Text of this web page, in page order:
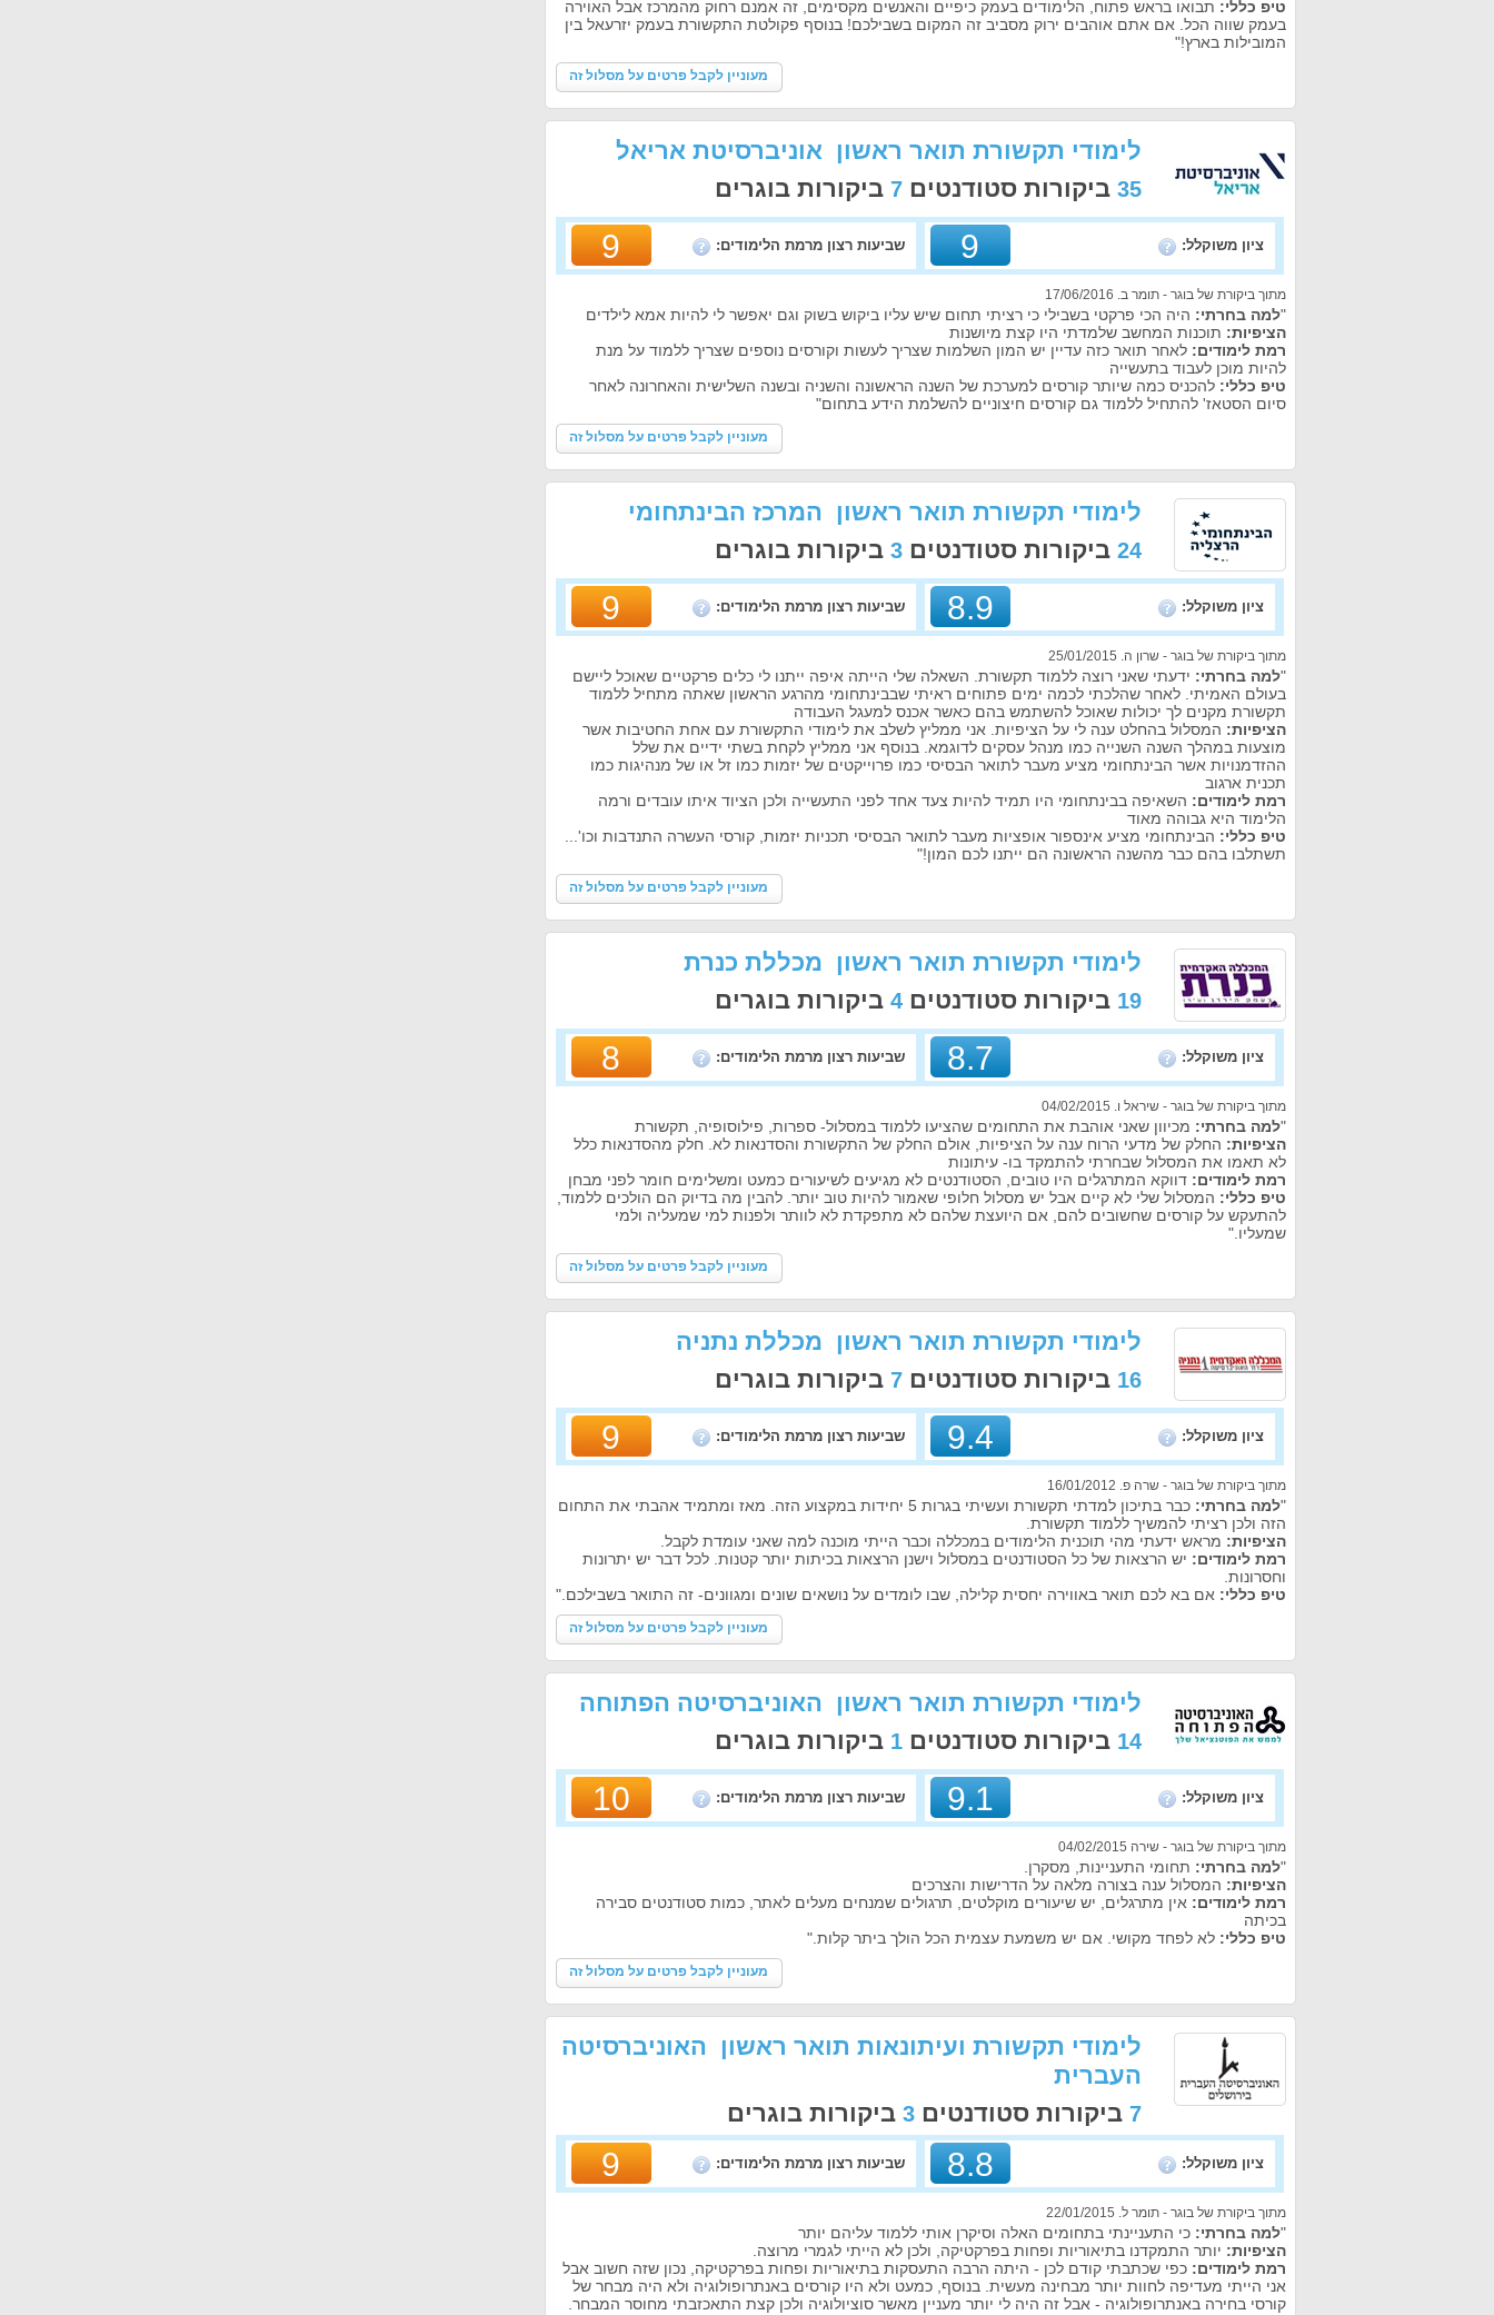
טיפ כללי: תבואו בראש פתוח, הלימודים בעמק כיפיים והאנשים מקסימים, זה אמנם רחוק מהמרכז אבל האוירה
בעמק שווה הכל. אם אתם אוהבים ירוק מסביב זה המקום בשבילכם! בנוסף פקולטת התקשורת בעמק יזרעאל בין
המובילות בארץ!"
מעוניין לקבל פרטים על מסלול זה
לימודי תקשורת תואר ראשון אוניברסיטת אריאל
35 ביקורות סטודנטים7 ביקורות בוגרים
ציון משוקלל: 9 שביעות רצון מרמת הלימודים: 9
מתוך ביקורת של בוגר - תומר ב. 17/06/2016
"למה בחרתי: היה הכי פרקטי בשבילי כי רציתי תחום שיש עליו ביקוש בשוק וגם יאפשר לי להיות אמא לילדים
הציפיות: תוכנות המחשב שלמדתי היו קצת מיושנות
רמת לימודים: לאחר תואר כזה עדיין יש המון השלמות שצריך לעשות וקורסים נוספים שצריך ללמוד על מנת
להיות מוכן לעבוד בתעשייה
טיפ כללי: להכניס כמה שיותר קורסים למערכת של השנה הראשונה והשניה ובשנה השלישית והאחרונה לאחר
סיום הסטאז' להתחיל ללמוד גם קורסים חיצוניים להשלמת הידע בתחום"
מעוניין לקבל פרטים על מסלול זה
לימודי תקשורת תואר ראשון המרכז הבינתחומי
24 ביקורות סטודנטים3 ביקורות בוגרים
ציון משוקלל: 8.9 שביעות רצון מרמת הלימודים: 9
מתוך ביקורת של בוגר - שרון ה. 25/01/2015
"למה בחרתי: ידעתי שאני רוצה ללמוד תקשורת. השאלה שלי הייתה איפה ייתנו לי כלים פרקטיים שאוכל ליישם
בעולם האמיתי. לאחר שהלכתי לכמה ימים פתוחים ראיתי שבבינתחומי מהרגע הראשון שאתה מתחיל ללמוד
תקשורת מקנים לך יכולות שאוכל להשתמש בהם כאשר אכנס למעגל העבודה
הציפיות: המסלול בהחלט ענה לי על הציפיות. אני ממליץ לשלב את לימודי התקשורת עם אחת החטיבות אשר
מוצעות במהלך השנה השנייה כמו מנהל עסקים לדוגמא. בנוסף אני ממליץ לקחת בשתי ידיים את שלל
ההזדמנויות אשר הבינתחומי מציע מעבר לתואר הבסיסי כמו פרוייקטים של יזמות כמו זל או של מנהיגות כמו
תכנית ארגוב
רמת לימודים: השאיפה בבינתחומי היו תמיד להיות צעד אחד לפני התעשייה ולכן הציוד איתו עובדים ורמה
הלימוד היא גבוהה מאוד
טיפ כללי: הבינתחומי מציע אינספור אופציות מעבר לתואר הבסיסי תכניות יזמות, קורסי העשרה התנדבות וכו'...
תשתלבו בהם כבר מהשנה הראשונה הם ייתנו לכם המון!"
מעוניין לקבל פרטים על מסלול זה
לימודי תקשורת תואר ראשון מכללת כנרת
19 ביקורות סטודנטים4 ביקורות בוגרים
ציון משוקלל: 8.7 שביעות רצון מרמת הלימודים: 8
מתוך ביקורת של בוגר - שיראל ו. 04/02/2015
"למה בחרתי: מכיוון שאני אוהבת את התחומים שהציעו ללמוד במסלול- ספרות, פילוסופיה, תקשורת
הציפיות: החלק של מדעי הרוח ענה על הציפיות, אולם החלק של התקשורת והסדנאות לא. חלק מהסדנאות כלל
לא תאמו את המסלול שבחרתי להתמקד בו- עיתונות
רמת לימודים: דווקא המתרגלים היו טובים, הסטודנטים לא מגיעים לשיעורים כמעט ומשלימים חומר לפני מבחן
טיפ כללי: המסלול שלי לא קיים אבל יש מסלול חלופי שאמור להיות טוב יותר. להבין מה בדיוק הם הולכים ללמוד,
להתעקש על קורסים שחשובים להם, אם היועצת שלהם לא מתפקדת לא לוותר ולפנות למי שמעליה ולמי
שמעליו."
מעוניין לקבל פרטים על מסלול זה
לימודי תקשורת תואר ראשון מכללת נתניה
16 ביקורות סטודנטים7 ביקורות בוגרים
ציון משוקלל: 9.4 שביעות רצון מרמת הלימודים: 9
מתוך ביקורת של בוגר - שרה פ. 16/01/2012
"למה בחרתי:
כבר בתיכון למדתי תקשורת ועשיתי בגרות 5 יחידות במקצוע הזה. מאז ומתמיד אהבתי את התחום
הזה ולכן רציתי להמשיך ללמוד תקשורת.
הציפיות: מראש ידעתי מהי תוכנית הלימודים במכללה וכבר הייתי מוכנה למה שאני עומדת לקבל.
רמת לימודים: יש הרצאות של כל הסטודנטים במסלול וישנן הרצאות בכיתות יותר קטנות. לכל דבר יש יתרונות
וחסרונות.
טיפ כללי: אם בא לכם תואר באווירה יחסית קלילה, שבו לומדים על נושאים שונים ומגוונים- זה התואר בשבילכם."
מעוניין לקבל פרטים על מסלול זה
לימודי תקשורת תואר ראשון האוניברסיטה הפתוחה
14 ביקורות סטודנטים1 ביקורות בוגרים
ציון משוקלל: 9.1 שביעות רצון מרמת הלימודים: 10
מתוך ביקורת של בוגר - שירה 04/02/2015
"למה בחרתי: תחומי התעניינות, מסקרן.
הציפיות: המסלול ענה בצורה מלאה על הדרישות והצרכים
רמת לימודים: אין מתרגלים, יש שיעורים מוקלטים, תרגולים שמנחים מעלים לאתר, כמות סטודנטים סבירה
בכיתה
טיפ כללי: לא לפחד מקושי. אם יש משמעת עצמית הכל הולך ביתר קלות."
מעוניין לקבל פרטים על מסלול זה
לימודי תקשורת ועיתונאות תואר ראשון האוניברסיטה
העברית
7 ביקורות סטודנטים3 ביקורות בוגרים
ציון משוקלל: 8.8 שביעות רצון מרמת הלימודים: 9
מתוך ביקורת של בוגר - תומר ל. 22/01/2015
"למה בחרתי: כי התעניינתי בתחומים האלה וסיקרן אותי ללמוד עליהם יותר
הציפיות: יותר התמקדנו בתיאוריות ופחות בפרקטיקה, ולכן לא הייתי לגמרי מרוצה.
רמת לימודים: כפי שכתבתי קודם לכן - היתה הרבה התעסקות בתיאוריות ופחות בפרקטיקה, נכון שזה חשוב אבל
אני הייתי מעדיפה לחוות יותר מבחינה מעשית. בנוסף, כמעט ולא היו קורסים באנתרופולוגיה ולא היה מבחר של
קורסי בחירה באנתרופולוגיה - אבל זה היה לי יותר מעניין מאשר סוציולוגיה ולכן קצת התאכזבתי מחוסר המבחר.